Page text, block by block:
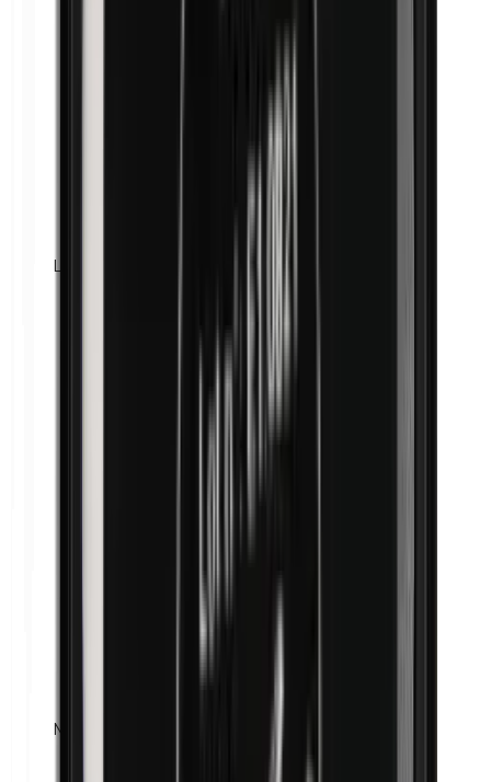
Lanolin (Wollfett)
Maismehl